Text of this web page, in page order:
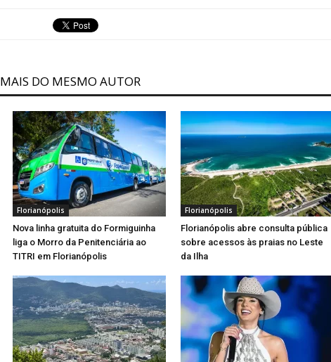
MAIS DO MESMO AUTOR
Florianópolis
Nova linha gratuita do Formiguinha
liga o Morro da Penitenciária ao
TITRI em Florianópolis
Florianópolis
Florianópolis abre consulta pública
sobre acessos às praias no Leste
da Ilha